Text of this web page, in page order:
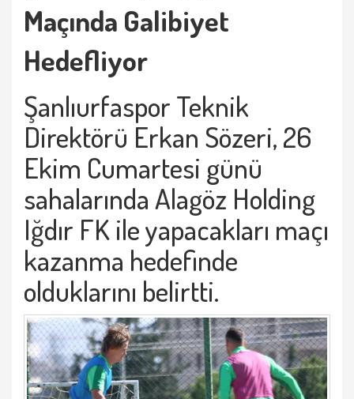
Maçında Galibiyet
Hedefliyor
Şanlıurfaspor Teknik
Direktörü Erkan Sözeri, 26
Ekim Cumartesi günü
sahalarında Alagöz Holding
Iğdır FK ile yapacakları maçı
kazanma hedefinde
olduklarını belirtti.